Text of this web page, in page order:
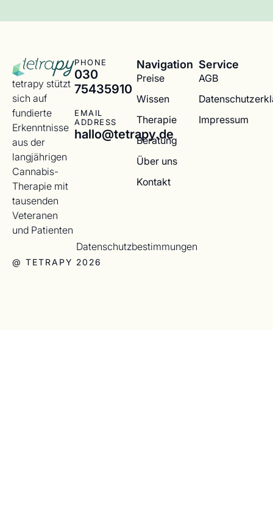
tetrapy stützt
sich auf
fundierte
Erkenntnisse
aus der
langjährigen
Cannabis-
Therapie mit
tausenden
Veteranen
und Patienten
PHONE
030
75435910
EMAIL
ADDRESS
hallo@tetrapy.de
Navigation
Preise
Wissen
Therapie
Beratung
Über uns
Kontakt
Service
AGB
Impressum
@ TETRAPY 2026
Datenschutzbestimmungen